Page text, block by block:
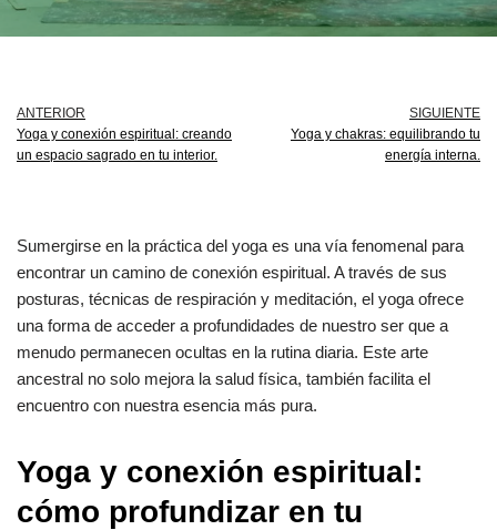
ANTERIOR
Yoga y conexión espiritual: creando
un espacio sagrado en tu interior.
SIGUIENTE
Yoga y chakras: equilibrando tu
energía interna.
Sumergirse en la práctica del yoga es una vía fenomenal para
encontrar un camino de conexión espiritual. A través de sus
posturas, técnicas de respiración y meditación, el yoga ofrece
una forma de acceder a profundidades de nuestro ser que a
menudo permanecen ocultas en la rutina diaria. Este arte
ancestral no solo mejora la salud física, también facilita el
encuentro con nuestra esencia más pura.
Yoga y conexión espiritual:
cómo profundizar en tu